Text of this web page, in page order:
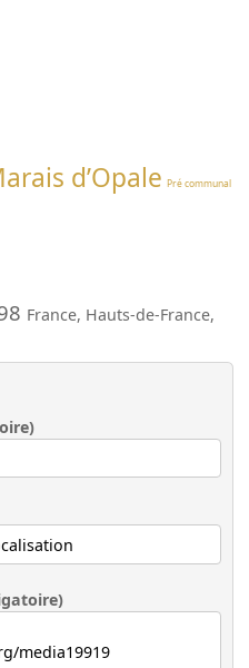
d’Opale Pré communal
France, Hauts-de-France,